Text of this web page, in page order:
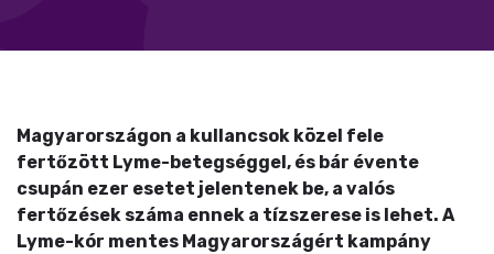
Magyarországon a kullancsok közel fele
fertőzött Lyme-betegséggel, és bár évente
csupán ezer esetet jelentenek be, a valós
fertőzések száma ennek a tízszerese is lehet. A
Lyme-kór mentes Magyarországért kampány